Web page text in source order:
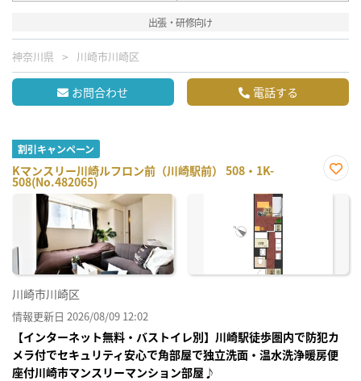
出張・研修向け
神奈川県 川崎市川崎区
お問合わせ 電話する
割引キャンペーン
Kマンスリー川崎ルフロン前（川崎駅前） 508・1K-
508(No.482065)
に入
川崎市川崎区
情報更新日 2026/08/09 12:02
【インターネット無料・バストイレ別】川崎駅徒歩圏内で防犯カ
メラ付でセキュリティ安心で角部屋で独立洗面・温水洗浄暖房便
座付川崎市マンスリーマンション部屋♪